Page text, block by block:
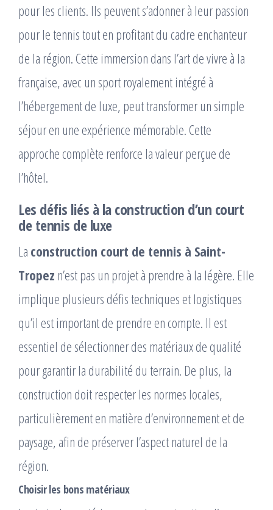
pour les clients. Ils peuvent s’adonner à leur passion
pour le tennis tout en profitant du cadre enchanteur
de la région. Cette immersion dans l’art de vivre à la
française, avec un sport royalement intégré à
l’hébergement de luxe, peut transformer un simple
séjour en une expérience mémorable. Cette
approche complète renforce la valeur perçue de
l’hôtel.
Les défis liés à la construction d’un court
de tennis de luxe
La construction court de tennis à Saint-
Tropez n’est pas un projet à prendre à la légère. Elle
implique plusieurs défis techniques et logistiques
qu’il est important de prendre en compte. Il est
essentiel de sélectionner des matériaux de qualité
pour garantir la durabilité du terrain. De plus, la
construction doit respecter les normes locales,
particulièrement en matière d’environnement et de
paysage, afin de préserver l’aspect naturel de la
région.
Choisir les bons matériaux